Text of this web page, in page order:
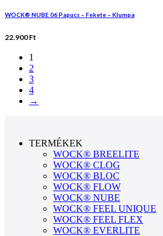
WOCK® NUBE 06 Papucs – Fekete – Klumpa
22.900Ft
1
2
3
4
→
TERMÉKEK
WOCK® BREELITE
WOCK® CLOG
WOCK® BLOC
WOCK® FLOW
WOCK® NUBE
WOCK® FEEL UNIQUE
WOCK® FEEL FLEX
WOCK® EVERLITE